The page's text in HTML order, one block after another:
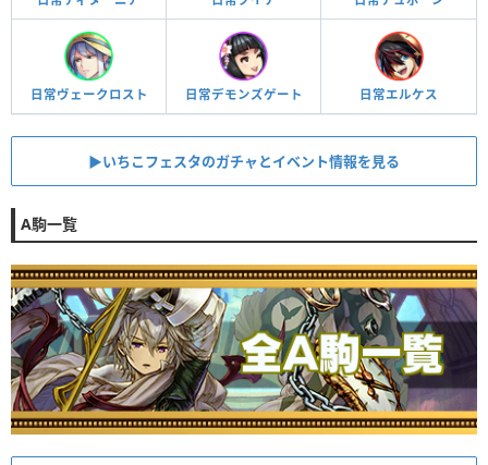
日常ヴェークロスト 日常デモンズゲート 日常エルケス
▶︎いちこフェスタのガチャとイベント情報を見る
A駒一覧